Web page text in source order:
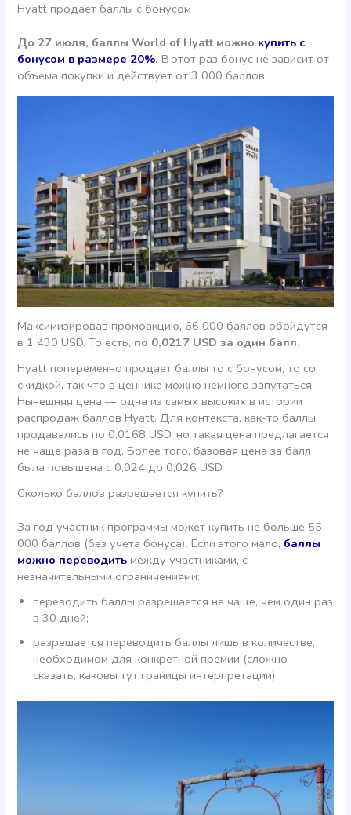
Hyatt продает баллы с бонусом
До 27 июля, баллы World of Hyatt можно купить с
бонусом в размере 20%. В этот раз бонус не зависит от
объема покупки и действует от 3 000 баллов.
Максимизировав промоакцию, 66 000 баллов обойдутся
в 1 430 USD. То есть, по 0,0217 USD за один балл.
Hyatt попеременно продает баллы то с бонусом, то со
скидкой, так что в ценнике можно немного запутаться.
Нынешняя цена — одна из самых высоких в истории
распродаж баллов Hyatt. Для контекста, как-то баллы
продавались по 0,0168 USD, но такая цена предлагается
не чаще раза в год. Более того, базовая цена за балл
была повышена с 0,024 до 0,026 USD.
Сколько баллов разрешается купить?
За год участник программы может купить не больше 55
000 баллов (без учета бонуса). Если этого мало, баллы
можно переводить между участниками, с
незначительными ограничениями:
переводить баллы разрешается не чаще, чем один раз
в 30 дней;
разрешается переводить баллы лишь в количестве,
необходимом для конкретной премии (сложно
сказать, каковы тут границы интерпретации).